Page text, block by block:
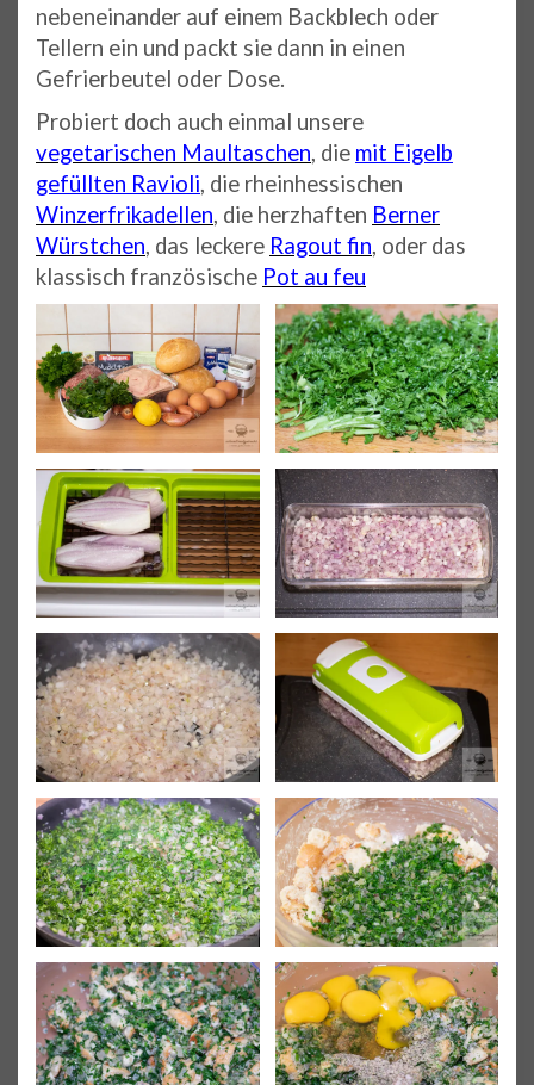
nebeneinander auf einem Backblech oder
Tellern ein und packt sie dann in einen
Gefrierbeutel oder Dose.
Probiert doch auch einmal unsere
vegetarischen Maultaschen, die mit Eigelb
gefüllten Ravioli, die rheinhessischen
Winzerfrikadellen, die herzhaften Berner
Würstchen, das leckere Ragout fin, oder das
klassisch französische Pot au feu